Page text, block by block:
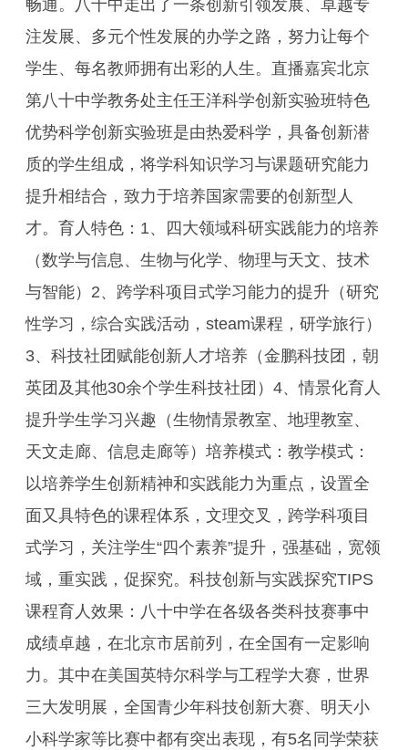
畅通。八十中走出了一条创新引领发展、卓越专
注发展、多元个性发展的办学之路，努力让每个
学生、每名教师拥有出彩的人生。直播嘉宾北京
第八十中学教务处主任王洋科学创新实验班特色
优势科学创新实验班是由热爱科学，具备创新潜
质的学生组成，将学科知识学习与课题研究能力
提升相结合，致力于培养国家需要的创新型人
才。育人特色：1、四大领域科研实践能力的培养
（数学与信息、生物与化学、物理与天文、技术
与智能）2、跨学科项目式学习能力的提升（研究
性学习，综合实践活动，steam课程，研学旅行）
3、科技社团赋能创新人才培养（金鹏科技团，朝
英团及其他30余个学生科技社团）4、情景化育人
提升学生学习兴趣（生物情景教室、地理教室、
天文走廊、信息走廊等）培养模式：教学模式：
以培养学生创新精神和实践能力为重点，设置全
面又具特色的课程体系，文理交叉，跨学科项目
式学习，关注学生“四个素养”提升，强基础，宽领
域，重实践，促探究。科技创新与实践探究TIPS
课程育人效果：八十中学在各级各类科技赛事中
成绩卓越，在北京市居前列，在全国有一定影响
力。其中在美国英特尔科学与工程学大赛，世界
三大发明展，全国青少年科技创新大赛、明天小
小科学家等比赛中都有突出表现，有5名同学荣获